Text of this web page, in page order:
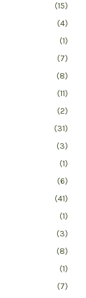
(15)
(4)
(1)
(7)
(8)
(11)
(2)
(31)
(3)
(1)
(6)
(41)
(1)
(3)
(8)
(1)
(7)